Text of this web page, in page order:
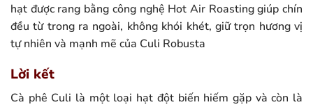
hạt được rang bằng công nghệ Hot Air Roasting giúp chín
đều từ trong ra ngoài, không khói khét, giữ trọn hương vị
tự nhiên và mạnh mẽ của Culi Robusta
Lời kết
Cà phê Culi là một loại hạt đột biến hiếm gặp và còn là